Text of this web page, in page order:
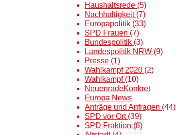
Haushaltsrede (5)
Nachhaltigkeit (7)
Europapolitik (33)
SPD Frauen (7)
Bundespolitik (3)
Landespolitik NRW (9)
Presse (1)
Wahlkampf 2020 (2)
Wahlkampf (10)
NeuenradeKonkret
Europa News
Anträge und Anfragen (44)
SPD vor Ort (39)
SPD Fraktion (8)